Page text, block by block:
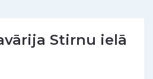
Stirnu ielā